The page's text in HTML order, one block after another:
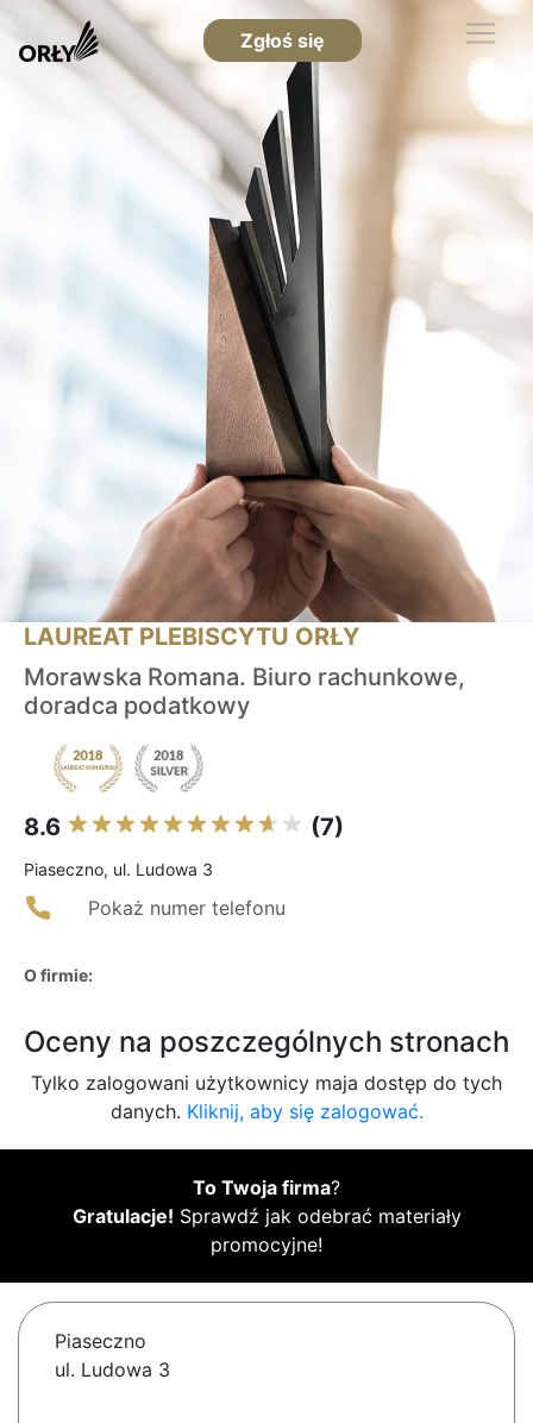
Zgłoś się
LAUREAT PLEBISCYTU ORŁY
Morawska Romana. Biuro rachunkowe,
doradca podatkowy
8.6 (7)
Piaseczno, ul. Ludowa 3
Pokaż numer telefonu
O firmie:
Oceny na poszczególnych stronach
Tylko zalogowani użytkownicy maja dostęp do tych
danych. Kliknij, aby się zalogować.
To Twoja firma?
Gratulacje! Sprawdź jak odebrać materiały
promocyjne!
Piaseczno
ul. Ludowa 3